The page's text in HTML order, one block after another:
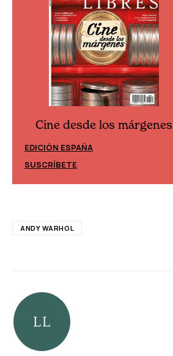
Cine desde los márgenes
EDICIÓN ESPAÑA
SUSCRÍBETE
ANDY WARHOL